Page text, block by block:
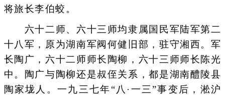
将旅长李伯蛟。
六十二师、六十三师均隶属国民军陆军第二
十八军，原为湖南军阀何健旧部，驻守湘西。军
长陶广，六十二师师长陶柳，六十三师师长陈光
中。陶广与陶柳还是叔侄关系，都是湖南醴陵县
陶家垅人。一九三七年“八·一三”事变后，淞沪